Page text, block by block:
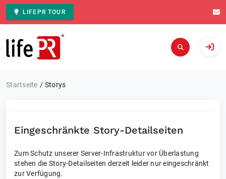
LIFEPR TOUR
Zur Startseite
Startseite Storys
Eingeschränkte Story-Detailseiten
Zum Schutz unserer Server-Infrastruktur vor Überlastung
stehen die Story-Detailseiten derzeit leider nur eingeschränkt
zur Verfügung.